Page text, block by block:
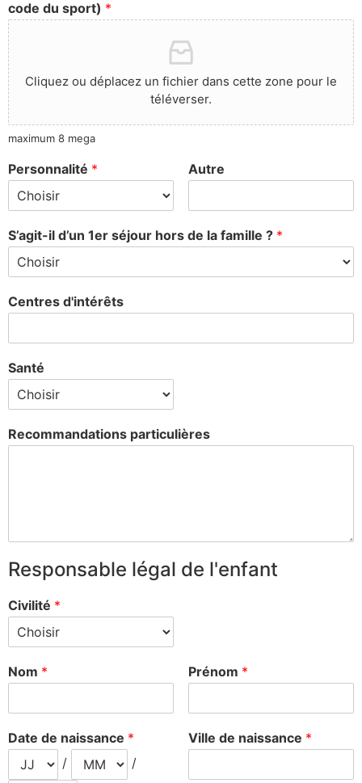
code du sport) *
Cliquez ou déplacez un fichier dans cette zone pour le
téléverser.
maximum 8 mega
Personnalité * Autre
S’agit-il d’un 1er séjour hors de la famille ? *
Centres d'intérêts
Santé
Recommandations particulières
Responsable légal de l'enfant
Civilité *
Nom * Prénom *
Date de naissance *
/
/
Ville de naissance *